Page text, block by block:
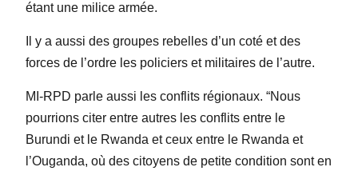
étant une milice armée.
Il y a aussi des groupes rebelles d’un coté et des
forces de l’ordre les policiers et militaires de l’autre.
MI-RPD parle aussi les conflits régionaux. “Nous
pourrions citer entre autres les conflits entre le
Burundi et le Rwanda et ceux entre le Rwanda et
l’Ouganda, où des citoyens de petite condition sont en